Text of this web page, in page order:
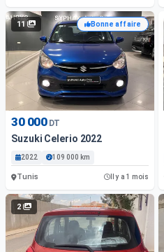
11 Bonne affaire
30 000 DT
Suzuki Celerio 2022
2022 109 000 km
Tunis Il y a 1 mois
2